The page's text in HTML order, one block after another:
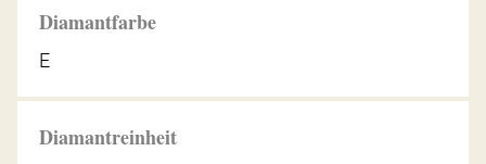
Diamantfarbe
E
Diamantreinheit